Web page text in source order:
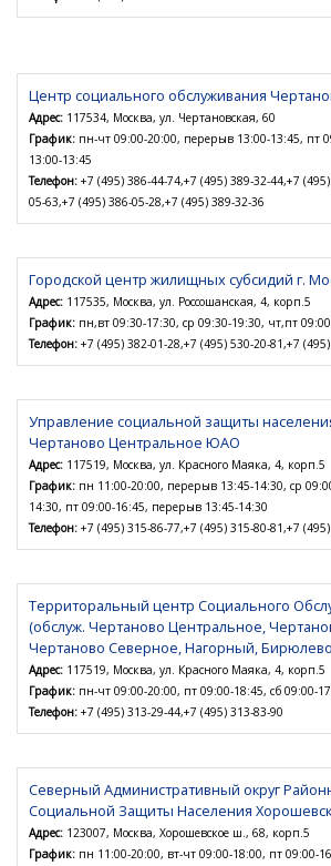
Центр социального обслуживания
Адрес: 117534, Москва, ул. Чертановская, 60
График: пн-чт 09:00-20:00, перерыв 13:00-13:45, пт
13:00-13:45
Телефон: +7 (495) 386-44-74,+7 (495) 389-32-44,+7
05-63,+7 (495) 386-05-28,+7 (495) 389-32-36
Городской центр жилищных субсидий г.
Адрес: 117535, Москва, ул. Россошанская, 4, корп.5
График: пн,вт 09:30-17:30, ср 09:30-19:30, чт,пт
Телефон: +7 (495) 382-01-28,+7 (495) 530-20-81,+7
Управление социальной защиты
Чертаново Центральное ЮАО
Адрес: 117519, Москва, ул. Красного Маяка, 4, корп.5
График: пн 11:00-20:00, перерыв 13:45-14:30, ср
14:30, пт 09:00-16:45, перерыв 13:45-14:30
Телефон: +7 (495) 315-86-77,+7 (495) 315-80-81,+7
Территоральный центр Социального
(обслуж. Чертаново Центральное,
Чертаново Северное, Нагорный,
Адрес: 117519, Москва, ул. Красного Маяка, 4, корп.5
График: пн-чт 09:00-20:00, пт 09:00-18:45, сб 09:00-
Телефон: +7 (495) 313-29-44,+7 (495) 313-83-90
Северный Административный округ
Социальной Защиты Населения
Адрес: 123007, Москва, Хорошевское ш., 68, корп.5
График: пн 11:00-20:00, вт-чт 09:00-18:00, пт 09:00-